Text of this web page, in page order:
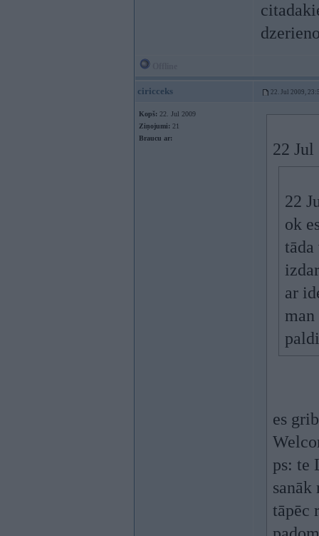
ciricceks 22. Jul 2009,
Kopš: 22. Jul 2009
Ziņojumi: 21
Braucu ar:
22
22
ok
tāda
ar
es
ps: te
sanāk
tāpēc